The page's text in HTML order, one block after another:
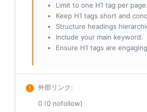
Limit to one H1 tag per page.
Keep H1 tags short and
Structure headings
Include your main keyword.
Ensure H1 tags are
外部リンク:
0 (0 nofollow)